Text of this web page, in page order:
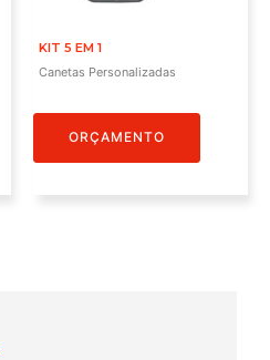
KIT 5 EM 1
Canetas Personalizadas
ORÇAMENTO